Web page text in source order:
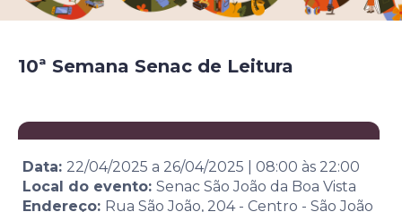
10ª Semana Senac de Leitura
Data: 22/04/2025 a 26/04/2025 08:00 às 22:00
Local do evento: Senac São João da Boa Vista
Endereço: Rua São João, 204 - Centro - São João